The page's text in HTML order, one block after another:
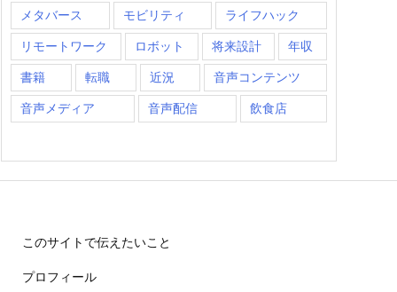
メタバース モビリティ ライフハック
リモートワーク ロボット 将来設計 年収
書籍 転職 近況 音声コンテンツ
音声メディア 音声配信 飲食店
このサイトで伝えたいこと
プロフィール